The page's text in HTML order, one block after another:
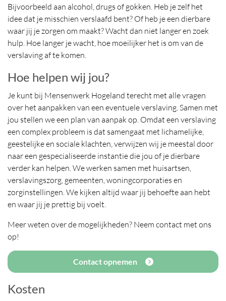
Bijvoorbeeld aan alcohol, drugs of gokken. Heb je zelf het
idee dat je misschien verslaafd bent? Of heb je een dierbare
waar jij je zorgen om maakt? Wacht dan niet langer en zoek
hulp. Hoe langer je wacht, hoe moeilijker het is om van de
verslaving af te komen.
Hoe helpen wij jou?
Je kunt bij Mensenwerk Hogeland terecht met alle vragen
over het aanpakken van een eventuele verslaving. Samen met
jou stellen we een plan van aanpak op. Omdat een verslaving
een complex probleem is dat samengaat met lichamelijke,
geestelijke en sociale klachten, verwijzen wij je meestal door
naar een gespecialiseerde instantie die jou of je dierbare
verder kan helpen. We werken samen met huisartsen,
verslavingszorg, gemeenten, woningcorporaties en
zorginstellingen. We kijken altijd waar jij behoefte aan hebt
en waar jij je prettig bij voelt.
Meer weten over de mogelijkheden? Neem contact met ons
op!
Contact opnemen
Kosten